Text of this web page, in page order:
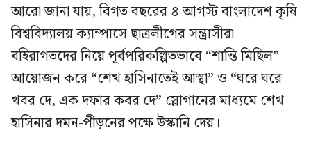
আরো জানা যায়, বিগত বছরের ৪ আগস্ট বাংলাদেশ কৃষি
বিশ্ববিদ্যালয় ক্যাম্পাসে ছাত্রলীগের সন্ত্রাসীরা
বহিরাগতদের নিয়ে পূর্বপরিকল্পিতভাবে “শান্তি মিছিল”
আয়োজন করে “শেখ হাসিনাতেই আস্থা” ও “ঘরে ঘরে
খবর দে, এক দফার কবর দে” স্লোগানের মাধ্যমে শেখ
হাসিনার দমন-পীড়নের পক্ষে উস্কানি দেয়।